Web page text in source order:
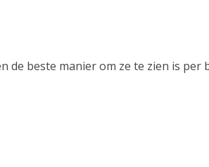
de beste manier om ze te zien is per